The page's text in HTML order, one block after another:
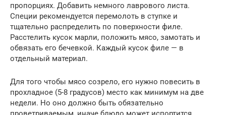
пропорциях. Добавить немного лаврового листа.
Специи рекомендуется перемолоть в ступке и
тщательно распределить по поверхности филе.
Расстелить кусок марли, положить мясо, замотать и
обвязать его бечевкой. Каждый кусок филе — в
отдельный материал.
Для того чтобы мясо созрело, его нужно повесить в
прохладное (5-8 градусов) место как минимум на две
недели. Но оно должно быть обязательно